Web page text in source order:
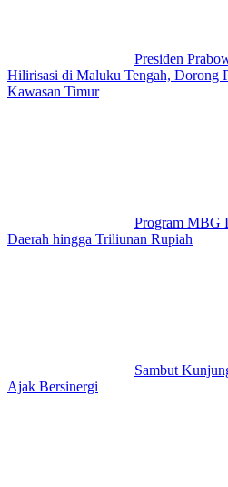
Presiden
Hilirisasi di Maluku Tengah, Dorong
Kawasan Timur
Program MBG
Daerah hingga Triliunan Rupiah
Sambut
Ajak Bersinergi